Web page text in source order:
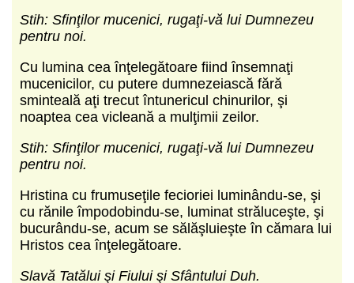
Stih: Sfinţilor mucenici, rugaţi-vă lui Dumnezeu
pentru noi.
Cu lumina cea înţelegătoare fiind însemnaţi
mucenicilor, cu putere dumnezeiască fără
sminteală aţi trecut întunericul chinurilor, şi
noaptea cea vicleană a mulţimii zeilor.
Stih: Sfinţilor mucenici, rugaţi-vă lui Dumnezeu
pentru noi.
Hristina cu frumuseţile fecioriei luminându-se, şi
cu rănile împodobindu-se, luminat străluceşte, şi
bucurându-se, acum se sălăşluieşte în cămara lui
Hristos cea înţelegătoare.
Slavă Tatălui şi Fiului şi Sfântului Duh.